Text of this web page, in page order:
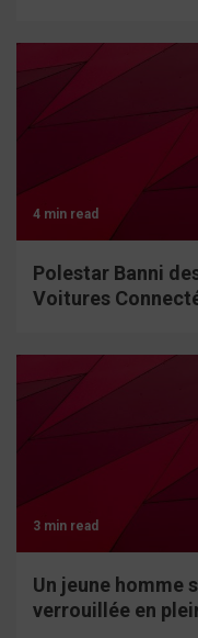
4 min read
Polestar Banni
Voitures
3 min read
Un jeune homme
verrouillée en